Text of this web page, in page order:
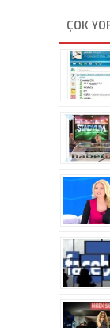
ÇOK